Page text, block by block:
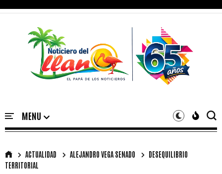
ACTUALIDAD ALEJANDRO VEGA SENADO
DESEQUILIBRIO
TERRITORIAL